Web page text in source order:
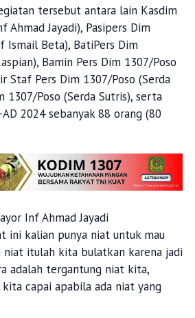
tersebut antara lain Kasdim
Ahmad Jayadi), Pasipers Dim
Ismail Beta), BatiPers Dim
Bamin Pers Dim 1307/Poso
Staf Pers Dim 1307/Poso (Serda
1307/Poso (Serda Sutris), serta
AD 2024 sebanyak 88 orang (80
Inf Ahmad Jayadi
ini kalian punya niat untuk mau
niat itulah kita bulatkan karena jadi
adalah tergantung niat kita,
capai apabila ada niat yang